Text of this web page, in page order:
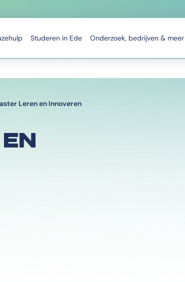
Studeren in Ede Onderzoek, bedrijven & meer
Leren en Innoveren